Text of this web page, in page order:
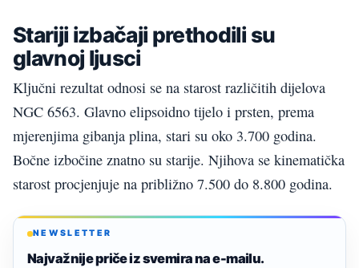
Stariji izbačaji prethodili su
glavnoj ljusci
Ključni rezultat odnosi se na starost različitih dijelova
NGC 6563. Glavno elipsoidno tijelo i prsten, prema
mjerenjima gibanja plina, stari su oko 3.700 godina.
Bočne izbočine znatno su starije. Njihova se kinematička
starost procjenjuje na približno 7.500 do 8.800 godina.
NEWSLETTER
Najvažnije priče iz svemira na e-mailu.